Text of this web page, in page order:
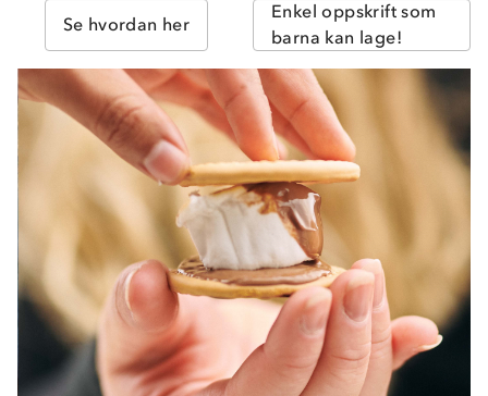
Se hvordan her
Enkel oppskrift som
barna kan lage!